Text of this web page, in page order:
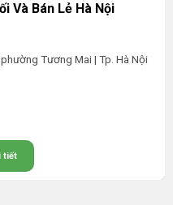
Và Bán Lẻ Hà Nội
Tương Mai | Tp. Hà Nội
tiết